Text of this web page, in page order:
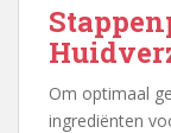
Om optimaal
ingrediënten